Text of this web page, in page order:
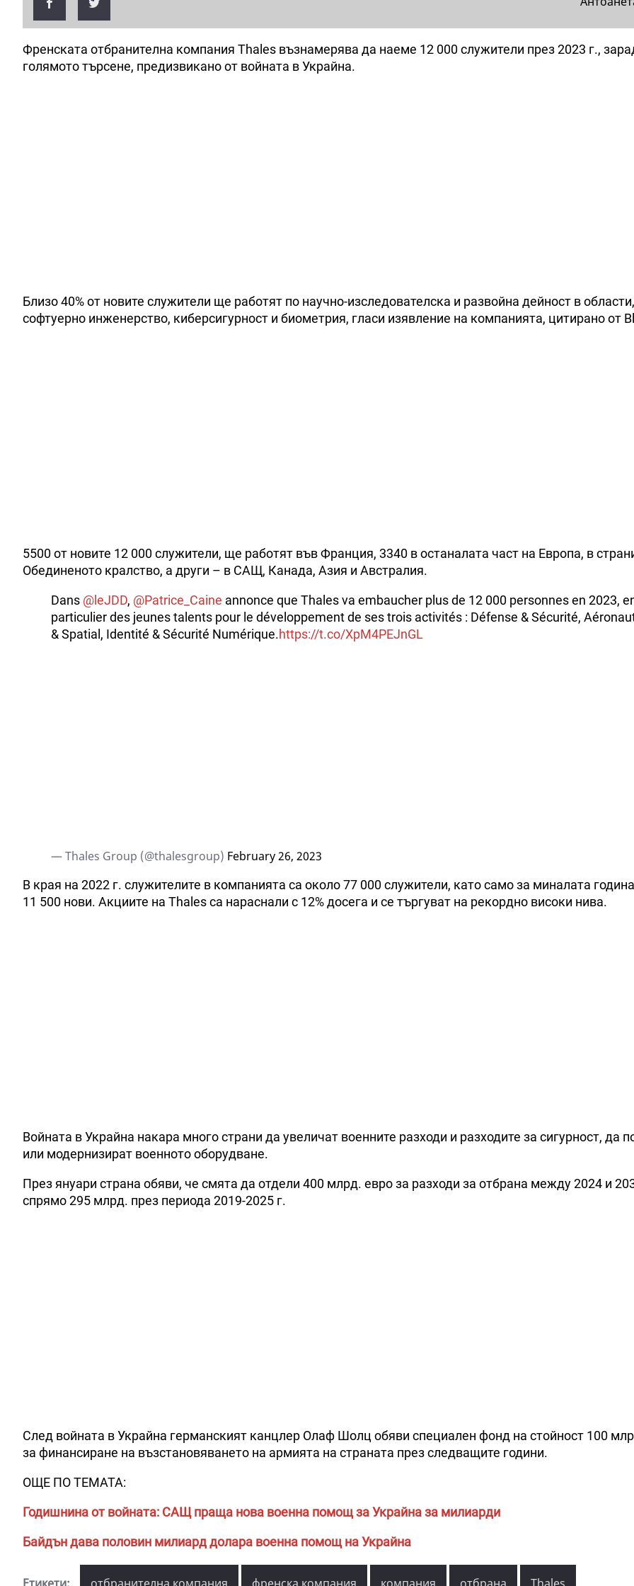
Френската отбранителна компания Thales възнамерява да наеме 12 000 служители през 2023 г.,
голямото търсене, предизвикано от войната в Украйна.
Близо 40% от новите служители ще работят по научно-изследователска и развойна дейност в
софтуерно инженерство, киберсигурност и биометрия, гласи изявление на компанията, цитирано от
5500 от новите 12 000 служители, ще работят във Франция, 3340 в останалата част на Европа, в
Обединеното кралство, а други – в САЩ, Канада, Азия и Австралия.
Dans @leJDD, @Patrice_Caine annonce que Thales va embaucher plus de 12 000 personnes en 2023,
particulier des jeunes talents pour le développement de ses trois activités : Défense & Sécurité,
& Spatial, Identité & Sécurité Numérique.https://t.co/XpM4PEJnGL
— Thales Group (@thalesgroup) February 26, 2023
В края на 2022 г. служителите в компанията са около 77 000 служители, като само за миналата
11 500 нови. Акциите на Thales са нараснали с 12% досега и се търгуват на рекордно високи нива.
Войната в Украйна накара много страни да увеличат военните разходи и разходите за сигурност, да
или модернизират военното оборудване.
През януари страна обяви, че смята да отдели 400 млрд. евро за разходи за отбрана между 2024 и
спрямо 295 млрд. през периода 2019-2025 г.
След войната в Украйна германският канцлер Олаф Шолц обяви специален фонд на стойност 100
за финансиране на възстановяването на армията на страната през следващите години.
ОЩЕ ПО ТЕМАТА:
Годишнина от войната: САЩ праща нова военна помощ за Украйна за милиарди
Байдън дава половин милиард долара военна помощ на Украйна